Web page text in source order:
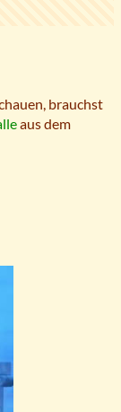
brauchst
aus dem